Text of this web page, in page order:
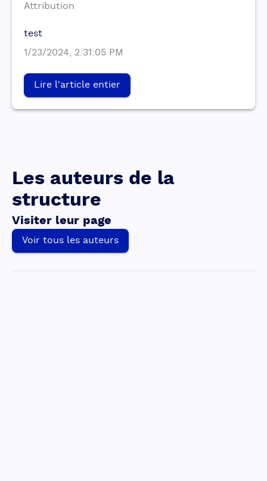
Attribution
test
1/23/2024, 2:31:05 PM
Lire l'article entier
Les auteurs de la
structure
Visiter leur page
Voir tous les auteurs